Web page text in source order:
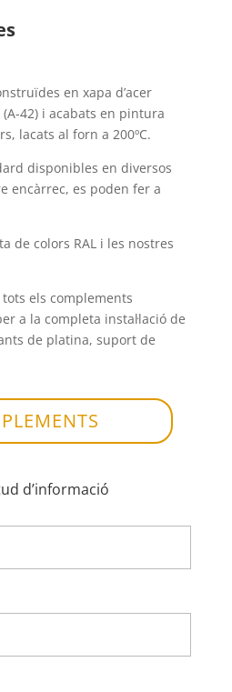
en xapa d’acer
42) i acabats en pintura
lacats al forn a 200ºC.
disponibles en diversos
encàrrec, es poden fer a
de colors RAL i les nostres
els complements
a la completa instal·lació de
de platina, suport de
d’informació